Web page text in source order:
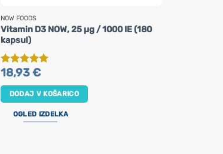
NOW FOODS
Vitamin D3 NOW, 25 µg / 1000 IE (180
kapsul)
Ocenjeno
18,93€
DODAJ V KOŠARICO
OGLED IZDELKA